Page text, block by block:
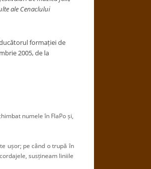
ale Cenaclului
formației de
2005, de la
numele în FlaPo și,
ușor; pe când o trupă în
susțineam liniile